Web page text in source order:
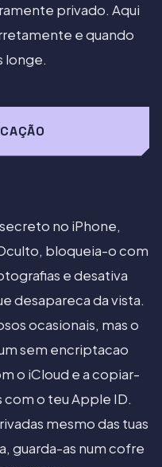
privado. Aqui
e quando
longe.
no iPhone,
bloqueia-o com
e desativa
desapareca da vista.
ocasionais, mas o
sem encriptacao
o iCloud e a copiar-
o teu Apple ID.
mesmo das tuas
guarda-as num cofre